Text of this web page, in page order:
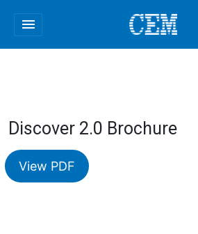
menu
Discover 2.0 Brochure
View PDF